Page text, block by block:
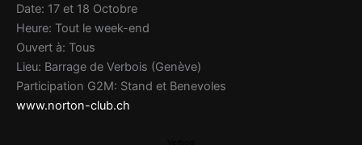
Date: 17 et 18 Octobre
Heure: Tout le week-end
Ouvert à: Tous
Lieu: Barrage de Verbois (Genève)
Participation G2M: Stand et Benevoles
www.norton-club.ch